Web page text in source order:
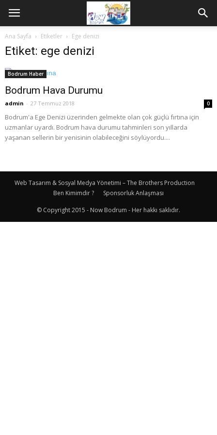
Ana Sayfa Etiketler Ege denizi
Etiket: ege denizi
Bodrum Haber
Bodrum Hava Durumu
admin - 27 Temmuz 2018 0
Bodrum'a Ege Denizi üzerinden gelmekte olan çok güçlü fırtına için
uzmanlar uyardı. Bodrum hava durumu tahminleri son yıllarda
yaşanan sellerin bir yenisinin olabileceğini söylüyordu....
Web Tasarım & Sosyal Medya Yönetimi – The Brothers Production
Ben Kimimdir ?
Sponsorluk Anlaşması
© Copyright 2015 - Now Bodrum - Her hakkı saklıdır.